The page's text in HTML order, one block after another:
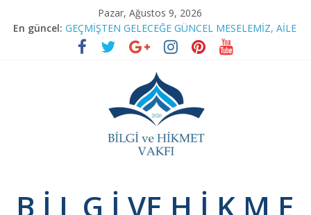
Pazar, Ağustos 9, 2026
En güncel: GEÇMİŞTEN GELECEĞE GÜNCEL MESELEMİZ, AİLE
RAMAZAN SOHBETLERİ
TEFSİR PROGRAMIMIZA RAMAZAN ARASI
BAĞIMSIZ SİVİL İNİSİYATİF’TEN YEŞİLAY’A ZİYARET
NİNOVA’YI TERK EDENLER
Bilgi
B İ L G İ VE H İ K M E